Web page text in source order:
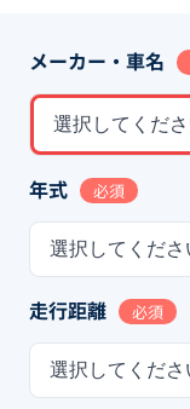
メーカー・車名
選択してくだ
年式 必須
選択してくださ
走行距離 必須
選択してくださ